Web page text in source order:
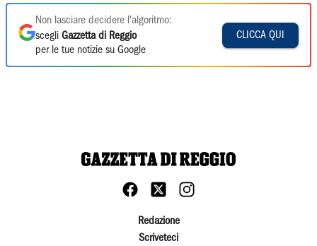
Non lasciare decidere l'algoritmo:
scegli Gazzetta di Reggio
per le tue notizie su Google
CLICCA QUI
Redazione
Scriveteci